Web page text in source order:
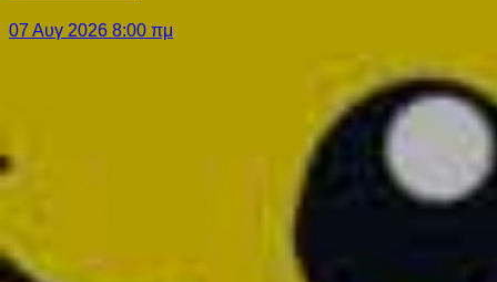
07 Αυγ 2026 8:00 πμ